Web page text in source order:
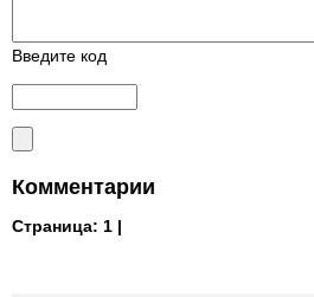
Введите код
Комментарии
Страница: 1 |